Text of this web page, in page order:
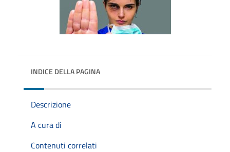
INDICE DELLA PAGINA
Descrizione
A cura di
Contenuti correlati